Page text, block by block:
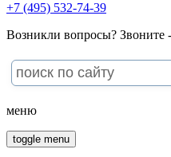
+7 (495) 532-74-39
Возникли вопросы? Звоните
меню
toggle menu